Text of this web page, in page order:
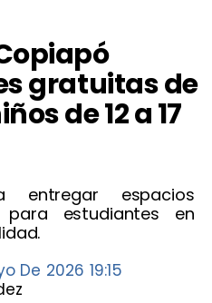
gratuitas de
de 12 a 17
entregar espacios
para estudiantes en
De 2026 19:15